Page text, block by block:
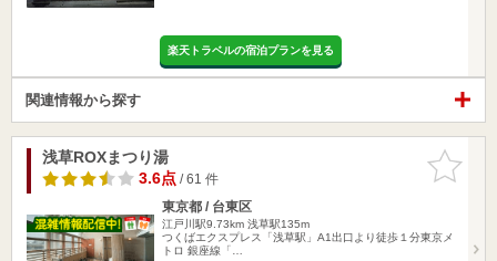
楽天トラベルの宿泊プランを見る
関連情報から探す
お気に入
りに追加
浅草ROXまつり湯
3.6点/ 61 件
東京都 / 台東区
江戸川駅9.73km 浅草駅135m
つくばエクスプレス「浅草駅」A1出口より徒歩１分東京メ
トロ 銀座線「…